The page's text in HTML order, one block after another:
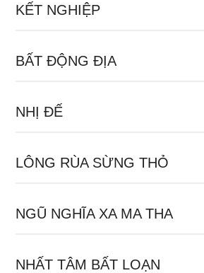
KẾT NGHIỆP
BẤT ĐỘNG ĐỊA
NHỊ ĐẾ
LÔNG RÙA SỪNG THỎ
NGŨ NGHĨA XA MA THA
NHẤT TÂM BẤT LOẠN